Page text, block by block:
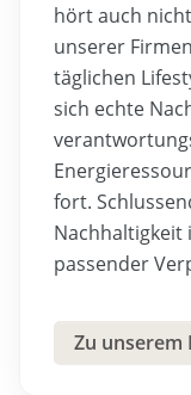
hört auch
unserer
täglichen
sich echte
fort.
passender
Zu unserem